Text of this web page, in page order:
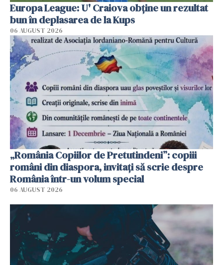
Europa League: U' Craiova obține un rezultat
bun în deplasarea de la Kups
06 AUGUST 2026
„România Copiilor de Pretutindeni”: copiii
români din diaspora, invitați să scrie despre
România într-un volum special
06 AUGUST 2026